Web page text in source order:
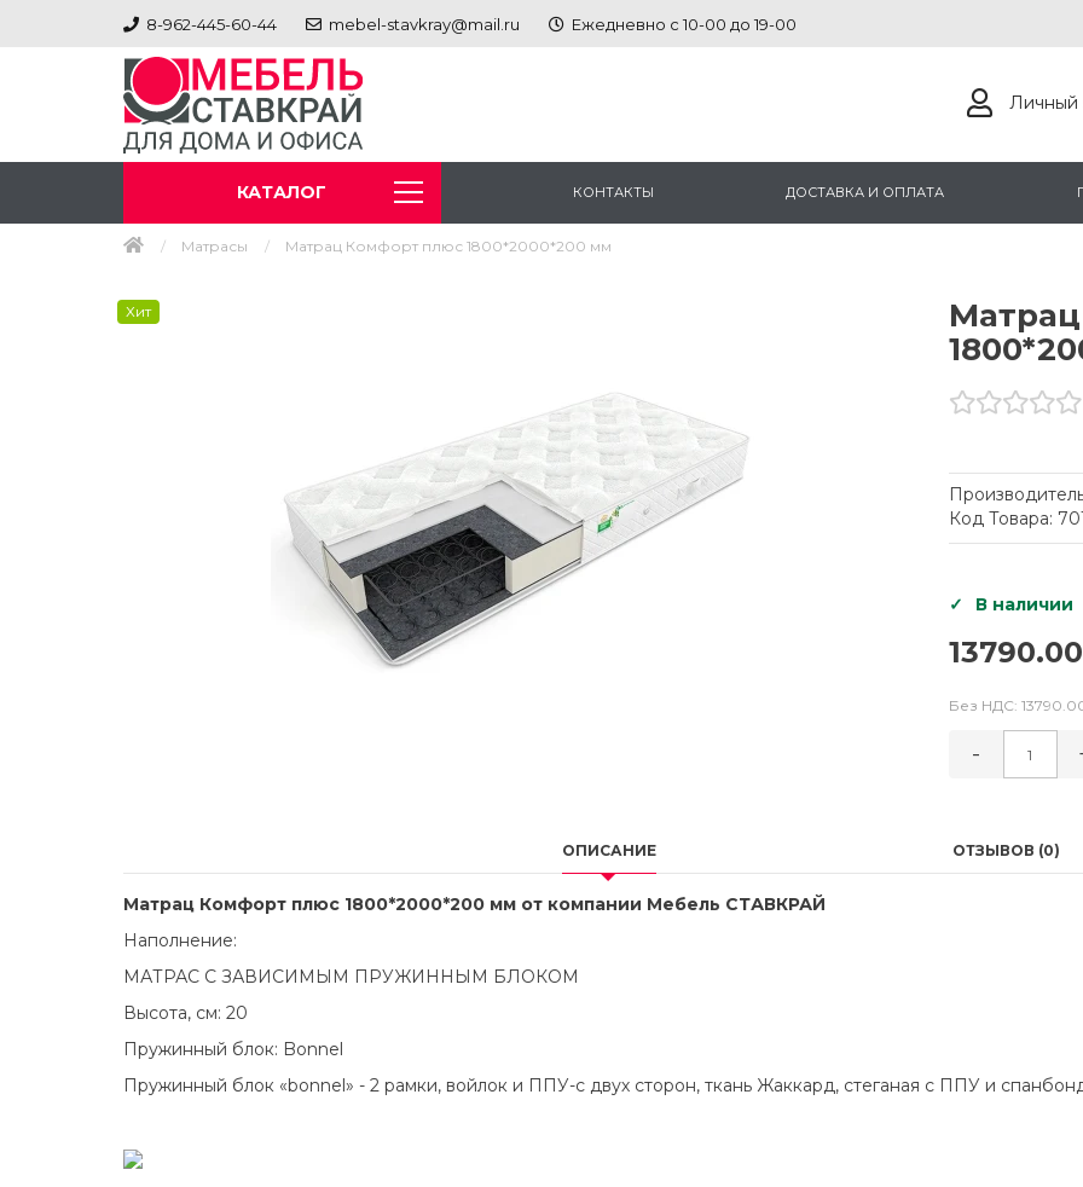
8-962-445-60-44 mebel-stavkray@mail.ru Ежедневно с 10-00 до 19-00
Личный
КАТАЛОГ КОНТАКТЫ ДОСТАВКА И ОПЛАТА
Матрасы Матрац Комфорт плюс 1800*2000*200 мм
Хит
Код Товара:
В наличии
Без НДС:
-
ОПИСАНИЕ ОТЗЫВОВ (0)
Матрац Комфорт плюс 1800*2000*200 мм от компании Мебель СТАВКРАЙ
Наполнение:
МАТРАС С ЗАВИСИМЫМ ПРУЖИННЫМ БЛОКОМ
Высота, см: 20
Пружинный блок: Bonnel
Пружинный блок «bonnel» - 2 рамки, войлок и ППУ-с двух сторон, ткань Жаккард, стеганая с ППУ и